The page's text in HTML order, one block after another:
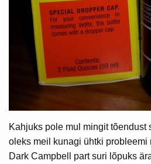
Kahjuks pole mul mingit tõendust
oleks meil kunagi ühtki probleemi
Dark Campbell part suri lõpuks